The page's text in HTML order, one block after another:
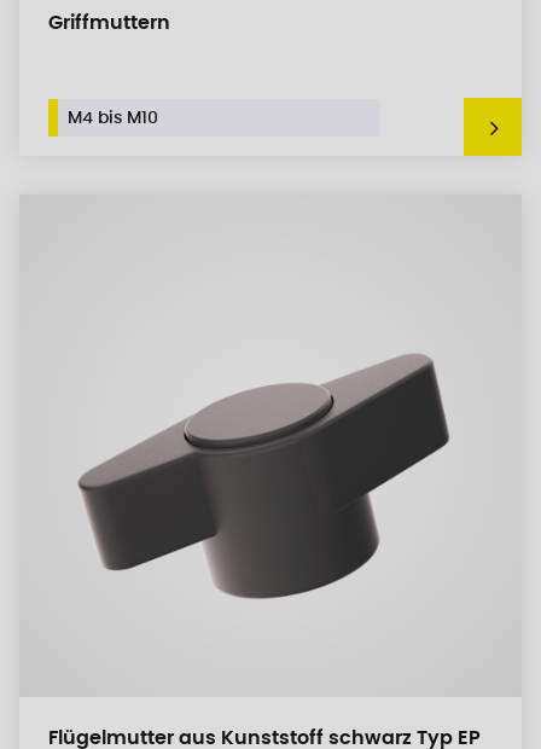
Griffmuttern
M4 bis M10
Flügelmutter aus Kunststoff schwarz Typ EP